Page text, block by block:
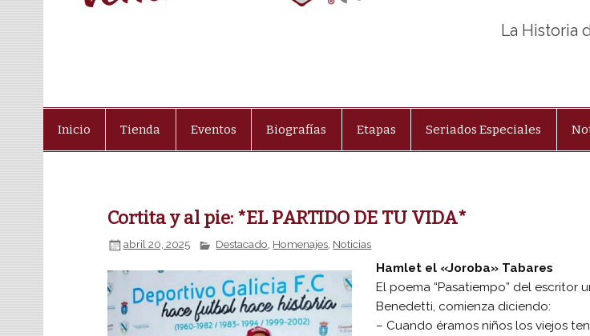
La Historia
Inicio Tienda Eventos Biografías Etapas Seriados Especiales
Cortita y al pie: *EL PARTIDO DE TU VIDA*
abril 20, 2025 Destacado, Homenajes, Noticias
Hamlet el «Joroba» Tabares
El poema “Pasatiempo” del escritor
Benedetti, comienza diciendo:
– Cuando éramos niños los viejos